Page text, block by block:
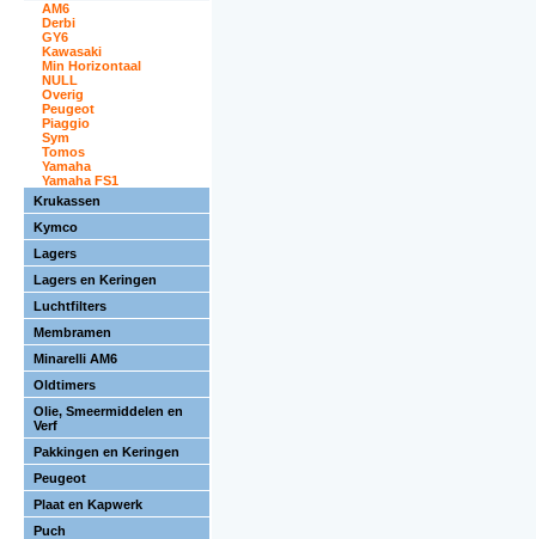
AM6
Derbi
GY6
Kawasaki
Min Horizontaal
NULL
Overig
Peugeot
Piaggio
Sym
Tomos
Yamaha
Yamaha FS1
Krukassen
Kymco
Lagers
Lagers en Keringen
Luchtfilters
Membramen
Minarelli AM6
Oldtimers
Olie, Smeermiddelen en
Verf
Pakkingen en Keringen
Peugeot
Plaat en Kapwerk
Puch